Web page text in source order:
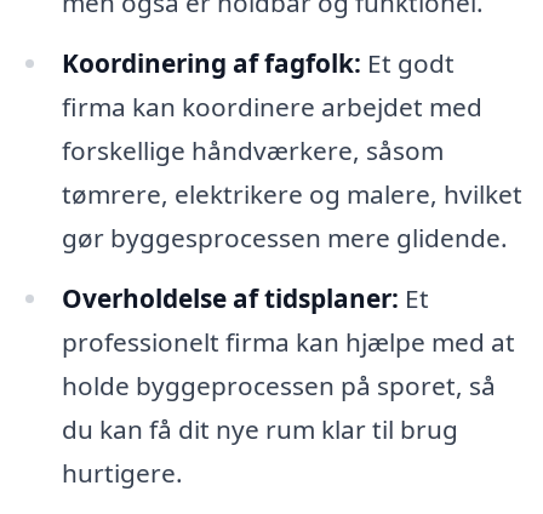
Koordinering af fagfolk: Et godt
firma kan koordinere arbejdet med
forskellige håndværkere, såsom
tømrere, elektrikere og malere, hvilket
gør byggesprocessen mere glidende.
Overholdelse af tidsplaner: Et
professionelt firma kan hjælpe med at
holde byggeprocessen på sporet, så
du kan få dit nye rum klar til brug
hurtigere.